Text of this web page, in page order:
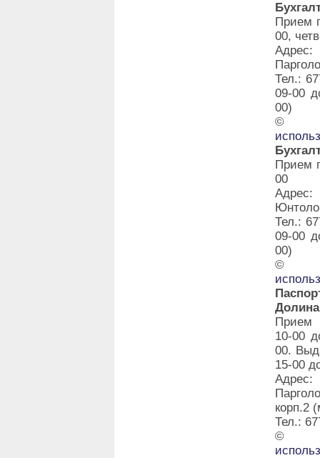
Прием
00,
Адрес:
Тел.:
09-00
00)
©
Прием
00
Тел.:
09-00
00)
©
Прием
10-00
00.
15-00
Адрес:
корп.2
Тел.:
©